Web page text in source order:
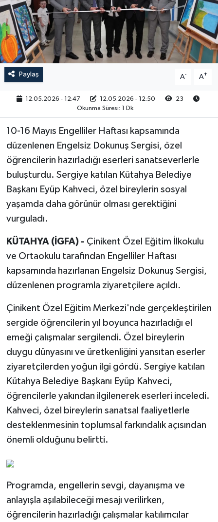
Paylaş A- A+
12.05.2026 - 12:47 12.05.2026 - 12:50
23
Okunma Süresi: 1 Dk
10-16 Mayıs Engelliler Haftası kapsamında
düzenlenen Engelsiz Dokunuş Sergisi, özel
öğrencilerin hazırladığı eserleri sanatseverlerle
buluşturdu. Sergiye katılan Kütahya Belediye
Başkanı Eyüp Kahveci, özel bireylerin sosyal
yaşamda daha görünür olması gerektiğini
vurguladı.
KÜTAHYA (İGFA) - Çinikent Özel Eğitim İlkokulu
ve Ortaokulu tarafından Engelliler Haftası
kapsamında hazırlanan Engelsiz Dokunuş Sergisi,
düzenlenen programla ziyaretçilere açıldı.
Çinikent Özel Eğitim Merkezi'nde gerçekleştirilen
sergide öğrencilerin yıl boyunca hazırladığı el
emeği çalışmalar sergilendi. Özel bireylerin
duygu dünyasını ve üretkenliğini yansıtan eserler
ziyaretçilerden yoğun ilgi gördü. Sergiye katılan
Kütahya Belediye Başkanı Eyüp Kahveci,
öğrencilerle yakından ilgilenerek eserleri inceledi.
Kahveci, özel bireylerin sanatsal faaliyetlerle
desteklenmesinin toplumsal farkındalık açısından
önemli olduğunu belirtti.
Programda, engellerin sevgi, dayanışma ve
anlayışla aşılabileceği mesajı verilirken,
öğrencilerin hazırladığı çalışmalar katılımcılar
RESMİ İLAN